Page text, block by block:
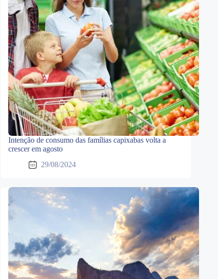
Intenção de consumo das famílias capixabas volta a
crescer em agosto
29/08/2024